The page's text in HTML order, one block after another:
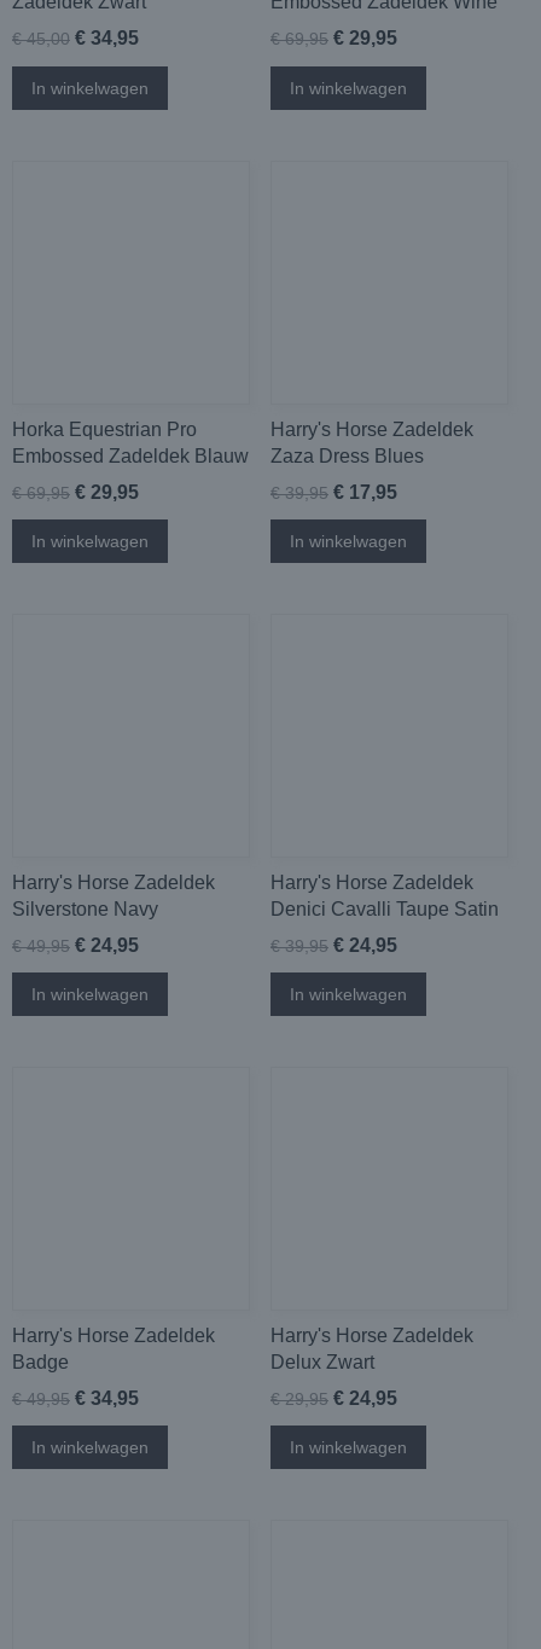
€ 45,00 € 34,95
In winkelwagen
€ 69,95 € 29,95
In winkelwagen
Horka Equestrian Pro
Embossed Zadeldek Blauw
€ 69,95 € 29,95
In winkelwagen
Harry's Horse Zadeldek
Zaza Dress Blues
€ 39,95 € 17,95
In winkelwagen
Harry's Horse Zadeldek
Silverstone Navy
€ 49,95 € 24,95
In winkelwagen
Harry's Horse Zadeldek
Denici Cavalli Taupe Satin
€ 39,95 € 24,95
In winkelwagen
Harry's Horse Zadeldek
Badge
€ 49,95 € 34,95
In winkelwagen
Harry's Horse Zadeldek
Delux Zwart
€ 29,95 € 24,95
In winkelwagen